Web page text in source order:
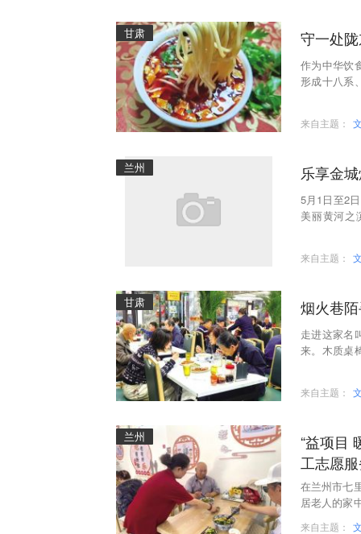
甘肃 守一处
作为中华饮
形成十八系
来自主题：
兰州 乐享金
5月1日至2
美丽黄河之
来自主题：
甘肃 烟火巷
走进这家名
来。木质桌
来自主题：
兰州
“益项目
工志愿
在兰州市七
居老人的家
来自主题：